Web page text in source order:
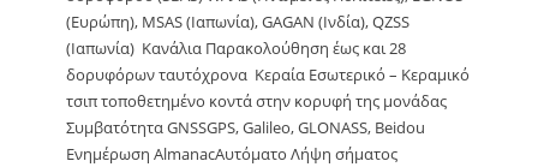
(Ευρώπη), MSAS (Ιαπωνία), GAGAN (Ινδία), QZSS
(Ιαπωνία) Κανάλια Παρακολούθηση έως και 28
δορυφόρων ταυτόχρονα Κεραία Εσωτερικό – Κεραμικό
τσιπ τοποθετημένο κοντά στην κορυφή της μονάδας
Συμβατότητα GNSSGPS, Galileo, GLONASS, Beidou
Ενημέρωση AlmanacΑυτόματο Λήψη σήματος